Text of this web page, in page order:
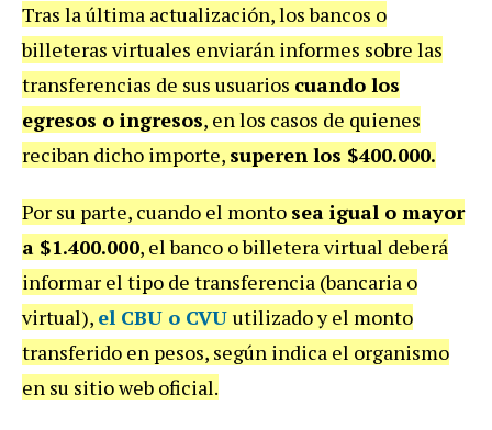
Tras la última actualización, los bancos o
billeteras virtuales enviarán informes sobre las
transferencias de sus usuarios cuando los
egresos o ingresos, en los casos de quienes
reciban dicho importe, superen los $400.000.
Por su parte, cuando el monto sea igual o mayor
a $1.400.000, el banco o billetera virtual deberá
informar el tipo de transferencia (bancaria o
virtual), el CBU o CVU utilizado y el monto
transferido en pesos, según indica el organismo
en su sitio web oficial.